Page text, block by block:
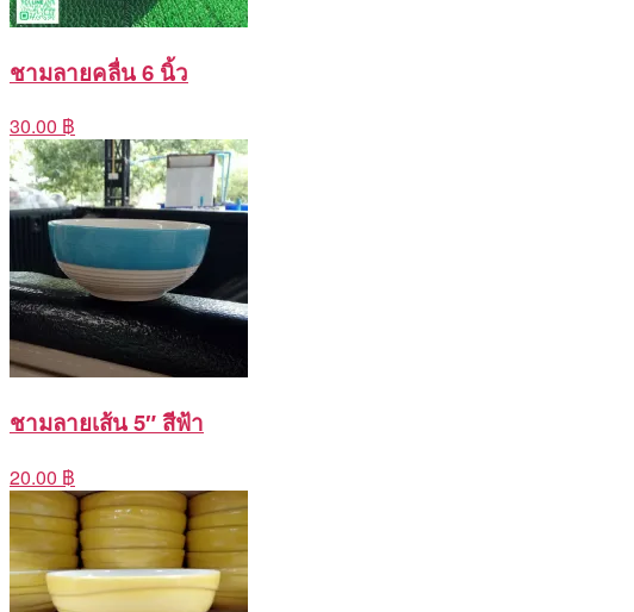
ชามลายคลื่น 6 นิ้ว
30.00 ฿
ชามลายเส้น 5″ สีฟ้า
20.00 ฿